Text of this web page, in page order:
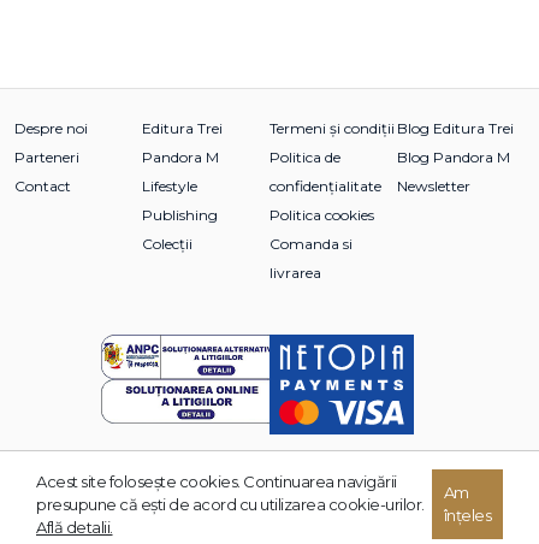
Despre noi
Parteneri
Contact
Editura Trei
Pandora M
Lifestyle
Publishing
Colecții
Termeni și condiții
Politica de
confidențialitate
Politica cookies
Comanda si
livrarea
Blog Editura Trei
Blog Pandora M
Newsletter
© 2026 Grupul Editorial TREI. Toate drepturile rezervate.
Acest site foloseşte cookies. Continuarea navigării
presupune că eşti de acord cu utilizarea cookie-urilor.
Află detalii.
Am
înțeles